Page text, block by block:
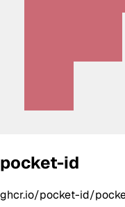
pocket-id
ghcr.io/pocket-id/